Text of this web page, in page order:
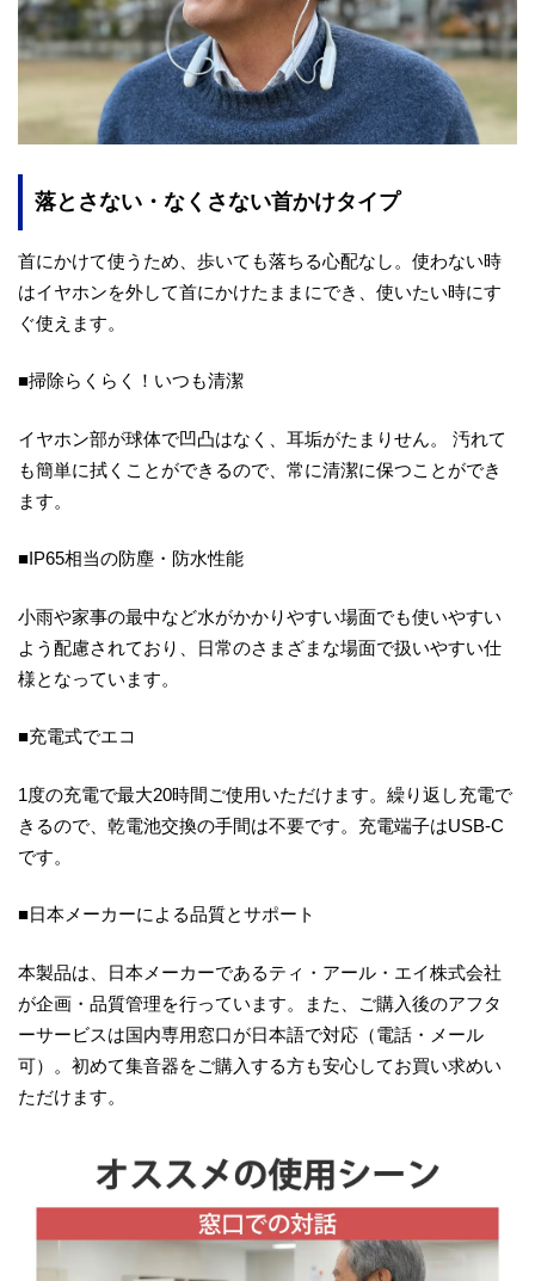
落とさない・なくさない首かけタイプ
首にかけて使うため、歩いても落ちる心配なし。使わない時
はイヤホンを外して首にかけたままにでき、使いたい時にす
ぐ使えます。
■掃除らくらく！いつも清潔
イヤホン部が球体で凹凸はなく、耳垢がたまりせん。 汚れて
も簡単に拭くことができるので、常に清潔に保つことができ
ます。
■IP65相当の防塵・防水性能
小雨や家事の最中など水がかかりやすい場面でも使いやすい
よう配慮されており、日常のさまざまな場面で扱いやすい仕
様となっています。
■充電式でエコ
1度の充電で最大20時間ご使用いただけます。繰り返し充電で
きるので、乾電池交換の手間は不要です。充電端子はUSB-C
です。
■日本メーカーによる品質とサポート
本製品は、日本メーカーであるティ・アール・エイ株式会社
が企画・品質管理を行っています。また、ご購入後のアフタ
ーサービスは国内専用窓口が日本語で対応（電話・メール
可）。初めて集音器をご購入する方も安心してお買い求めい
ただけます。